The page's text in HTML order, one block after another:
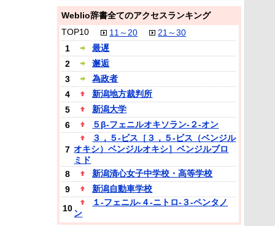
Weblio辞書全てのアクセスランキング
TOP10
11～20
21～30
1
最遅
2
邂逅
3
為政者
4
新潟地方裁判所
5
新潟大学
6
５β‐フェニルオキソラン‐２‐オン
7
３，５‐ビス［３，５‐ビス（ベンジル
オキシ）ベンジルオキシ］ベンジルブロ
ミド
8
新潟清心女子中学校・高等学校
9
新潟自動車学校
10
１‐フェニル‐４‐ニトロ‐３‐ペンタノ
ン